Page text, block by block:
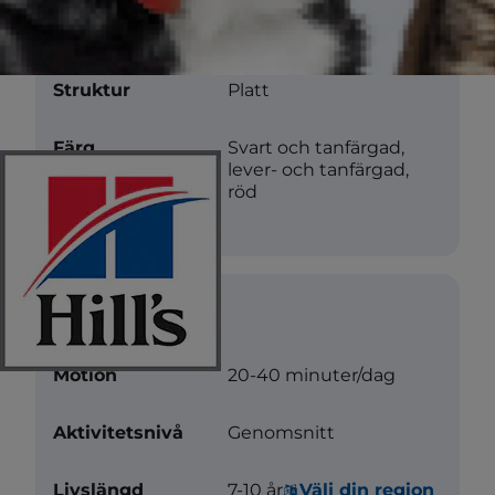
Välj din region
Längd
Struktur Platt
Färg
Svart och tanfärgad,
lever- och tanfärgad,
röd
Vård
Motion 20-40 minuter/dag
Aktivitetsnivå Genomsnitt
Livslängd 7-10 år.